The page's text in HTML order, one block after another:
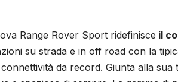
Range Rover Sport ridefinisce il
su strada e in off road con la
da record. Giunta alla